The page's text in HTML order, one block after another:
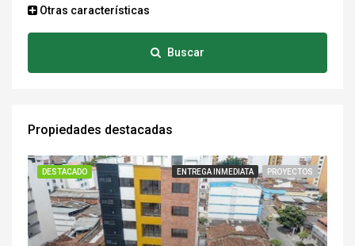
Otras características
Buscar
Propiedades destacadas
DESTACADO ENTREGA INMEDIATA PROYECTOS